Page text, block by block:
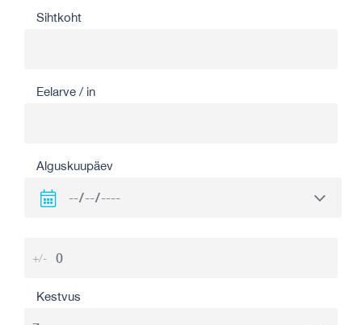
Sihtkoht
Eelarve / in
Alguskuupäev
+/-
Kestvus